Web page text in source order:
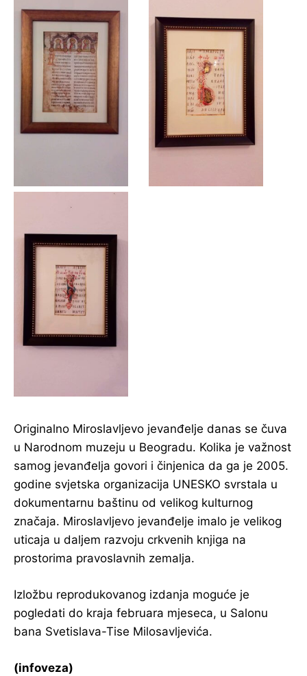
Originalno Miroslavljevo jevanđelje danas se čuva
u Narodnom muzeju u Beogradu. Kolika je važnost
samog jevanđelja govori i činjenica da ga je 2005.
godine svjetska organizacija UNESKO svrstala u
dokumentarnu baštinu od velikog kulturnog
značaja. Miroslavljevo jevanđelje imalo je velikog
uticaja u daljem razvoju crkvenih knjiga na
prostorima pravoslavnih zemalja.
Izložbu reprodukovanog izdanja moguće je
pogledati do kraja februara mjeseca, u Salonu
bana Svetislava-Tise Milosavljevića.
(infoveza)